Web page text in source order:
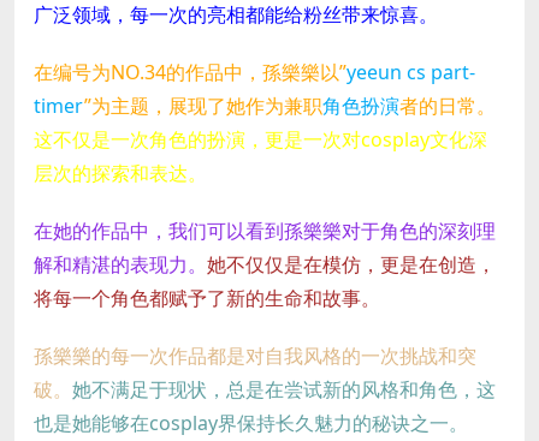
广泛领域，每一次的亮相都能给粉丝带来惊喜。
在编号为NO.34的作品中，孫樂樂以”yeeun cs part-
timer”为主题，展现了她作为兼职角色扮演者的日常。
这不仅是一次角色的扮演，更是一次对cosplay文化深
层次的探索和表达。
在她的作品中，我们可以看到孫樂樂对于角色的深刻理
解和精湛的表现力。 她不仅仅是在模仿，更是在创造，
将每一个角色都赋予了新的生命和故事。
孫樂樂的每一次作品都是对自我风格的一次挑战和突
破。 她不满足于现状，总是在尝试新的风格和角色，这
也是她能够在cosplay界保持长久魅力的秘诀之一。